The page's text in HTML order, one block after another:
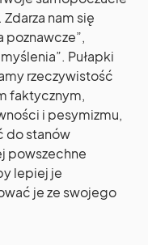
. Zdarza nam się
poznawcze”,
Pułapki
rzeczywistość
faktycznym,
i pesymizmu,
do stanów
powszechne
lepiej je
je ze swojego